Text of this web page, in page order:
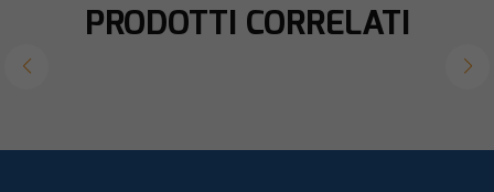
PRODOTTI CORRELATI